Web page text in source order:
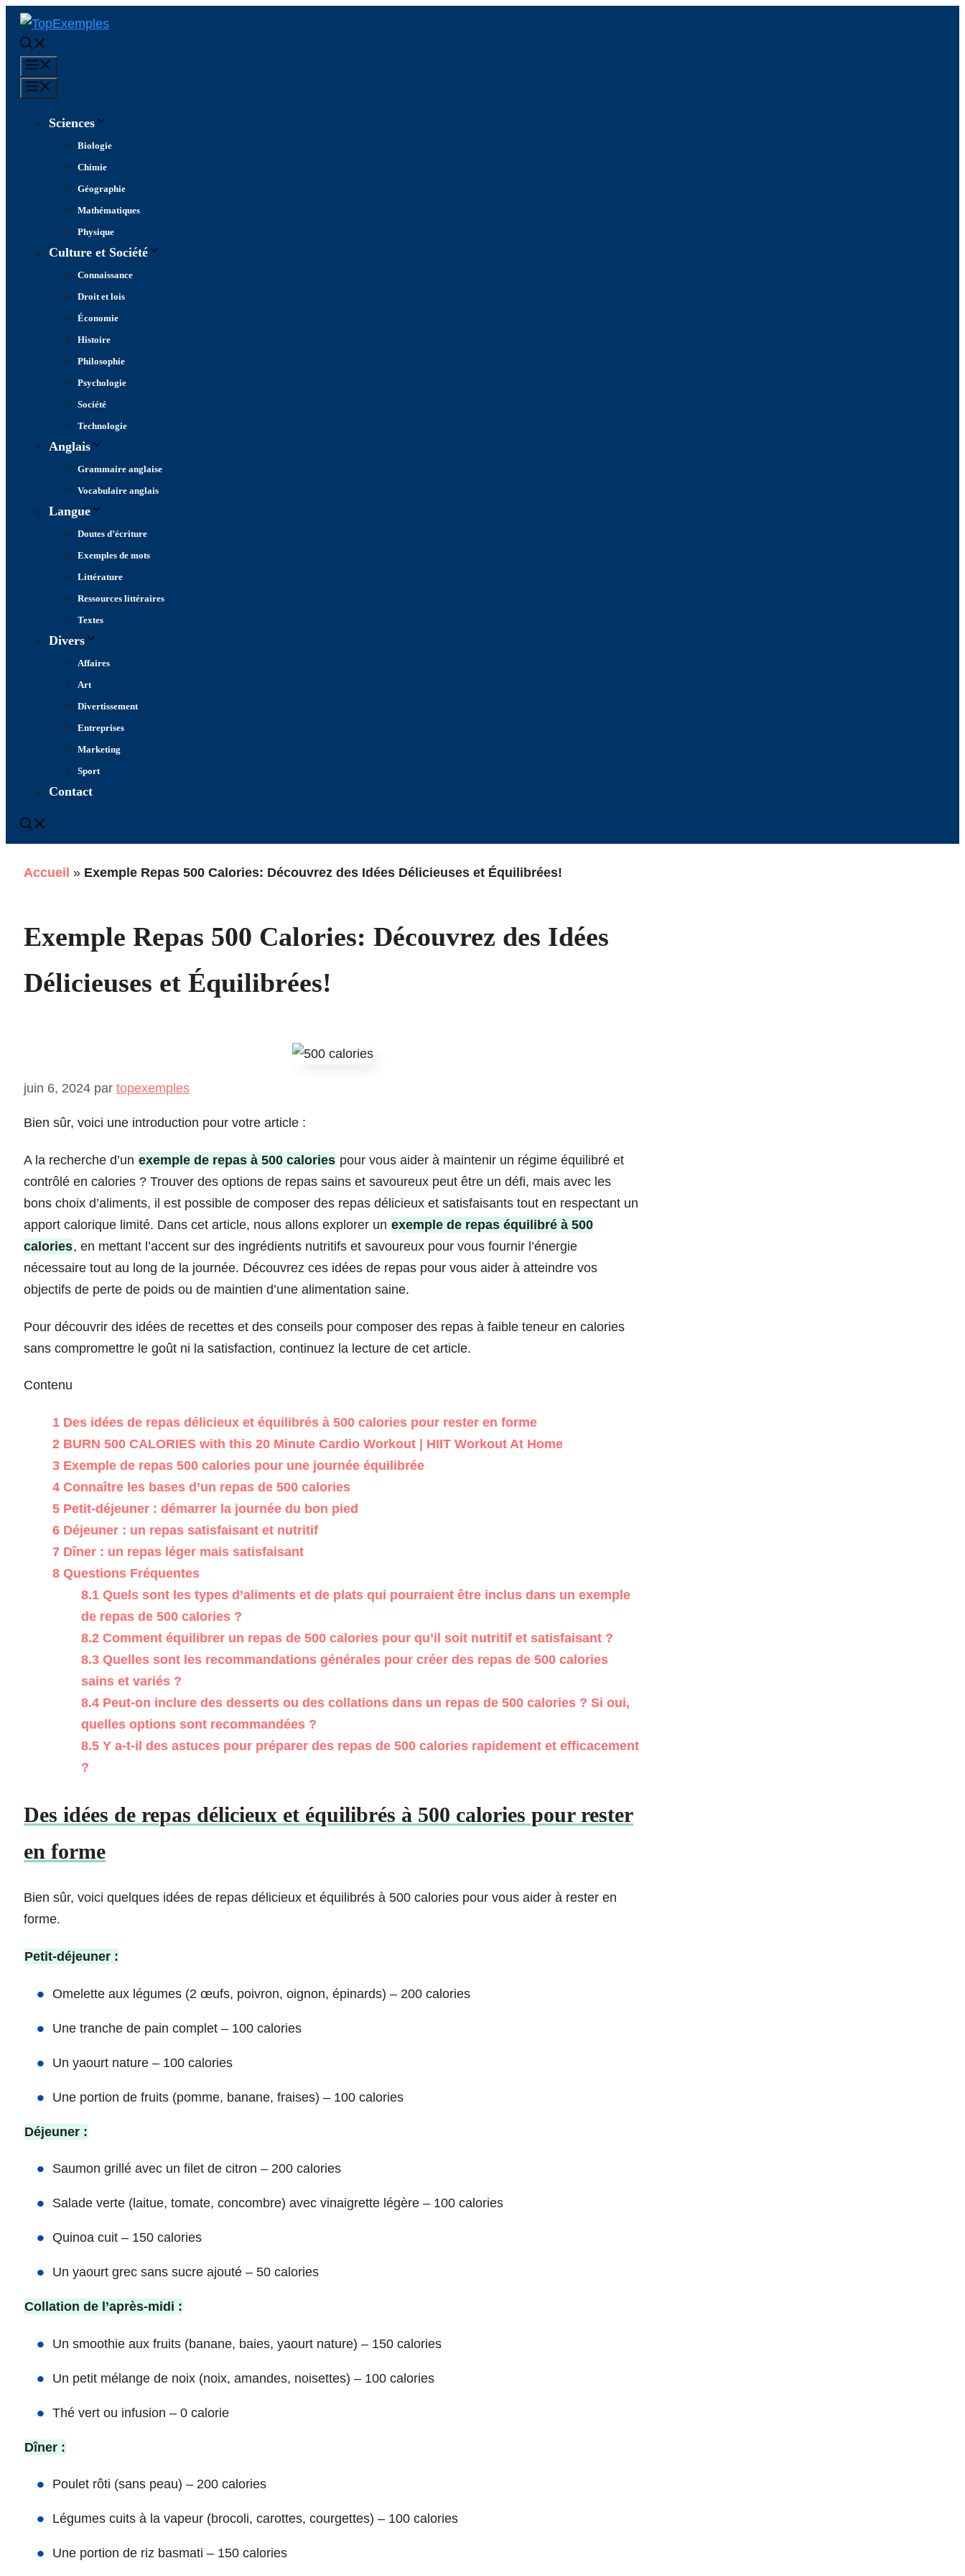
Aller
contenu
Sciences
Biologie
Chimie
Géographie
Mathématiques
Physique
Culture et Société
Connaissance
Droit et lois
Économie
Histoire
Philosophie
Psychologie
Société
Technologie
Anglais
Grammaire anglaise
Vocabulaire anglais
Langue
Doutes d’écriture
Exemples de mots
Littérature
Ressources littéraires
Textes
Divers
Affaires
Art
Divertissement
Entreprises
Marketing
Sport
Contact
Accueil » Exemple Repas 500 Calories: Découvrez des Idées Délicieuses et Équilibrées!
Exemple Repas 500 Calories: Découvrez des Idées
Délicieuses et Équilibrées!
juin 6, 2024 par topexemples
Bien sûr, voici une introduction pour votre article :
A la recherche d’un exemple de repas à 500 calories pour vous aider à maintenir un régime équilibré et
contrôlé en calories ? Trouver des options de repas sains et savoureux peut être un défi, mais avec les
bons choix d’aliments, il est possible de composer des repas délicieux et satisfaisants tout en respectant un
apport calorique limité. Dans cet article, nous allons explorer un exemple de repas équilibré à 500
calories, en mettant l’accent sur des ingrédients nutritifs et savoureux pour vous fournir l’énergie
nécessaire tout au long de la journée. Découvrez ces idées de repas pour vous aider à atteindre vos
objectifs de perte de poids ou de maintien d’une alimentation saine.
Pour découvrir des idées de recettes et des conseils pour composer des repas à faible teneur en calories
sans compromettre le goût ni la satisfaction, continuez la lecture de cet article.
Contenu
1 Des idées de repas délicieux et équilibrés à 500 calories pour rester en forme
2 BURN 500 CALORIES with this 20 Minute Cardio Workout | HIIT Workout At Home
3 Exemple de repas 500 calories pour une journée équilibrée
4 Connaître les bases d’un repas de 500 calories
5 Petit-déjeuner : démarrer la journée du bon pied
6 Déjeuner : un repas satisfaisant et nutritif
7 Dîner : un repas léger mais satisfaisant
8 Questions Fréquentes
8.1 Quels sont les types d’aliments et de plats qui pourraient être inclus dans un exemple
de repas de 500 calories ?
8.2 Comment équilibrer un repas de 500 calories pour qu’il soit nutritif et satisfaisant ?
8.3 Quelles sont les recommandations générales pour créer des repas de 500 calories
sains et variés ?
8.4 Peut-on inclure des desserts ou des collations dans un repas de 500 calories ? Si oui,
quelles options sont recommandées ?
8.5 Y a-t-il des astuces pour préparer des repas de 500 calories rapidement et efficacement
?
Des idées de repas délicieux et équilibrés à 500 calories pour rester
en forme
Bien sûr, voici quelques idées de repas délicieux et équilibrés à 500 calories pour vous aider à rester en
forme.
Petit-déjeuner :
Omelette aux légumes (2 œufs, poivron, oignon, épinards) – 200 calories
Une tranche de pain complet – 100 calories
Un yaourt nature – 100 calories
Une portion de fruits (pomme, banane, fraises) – 100 calories
Déjeuner :
Saumon grillé avec un filet de citron – 200 calories
Salade verte (laitue, tomate, concombre) avec vinaigrette légère – 100 calories
Quinoa cuit – 150 calories
Un yaourt grec sans sucre ajouté – 50 calories
Collation de l’après-midi :
Un smoothie aux fruits (banane, baies, yaourt nature) – 150 calories
Un petit mélange de noix (noix, amandes, noisettes) – 100 calories
Thé vert ou infusion – 0 calorie
Dîner :
Poulet rôti (sans peau) – 200 calories
Légumes cuits à la vapeur (brocoli, carottes, courgettes) – 100 calories
Une portion de riz basmati – 150 calories